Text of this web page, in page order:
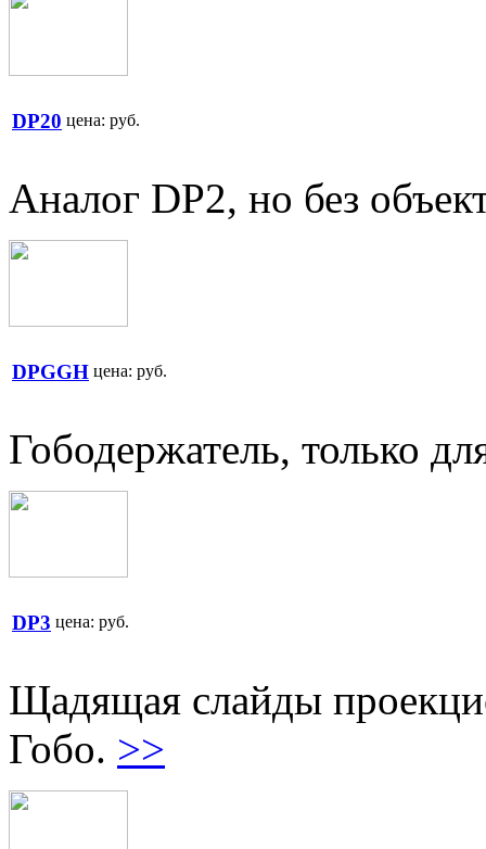
DP20 цена: руб.
Аналог DP2, но без
DPGGH цена: руб.
Гободержатель, только
DP3 цена: руб.
Щадящая слайды
Гобо. >>